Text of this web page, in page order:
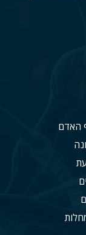
האדם